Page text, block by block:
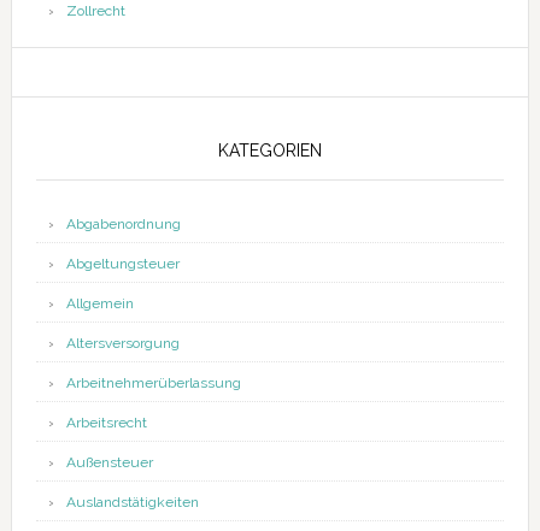
Zollrecht
KATEGORIEN
Abgabenordnung
Abgeltungsteuer
Allgemein
Altersversorgung
Arbeitnehmerüberlassung
Arbeitsrecht
Außensteuer
Auslandstätigkeiten